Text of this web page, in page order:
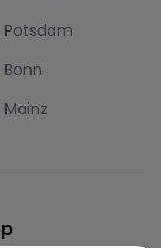
Potsdam
Bonn
Mainz